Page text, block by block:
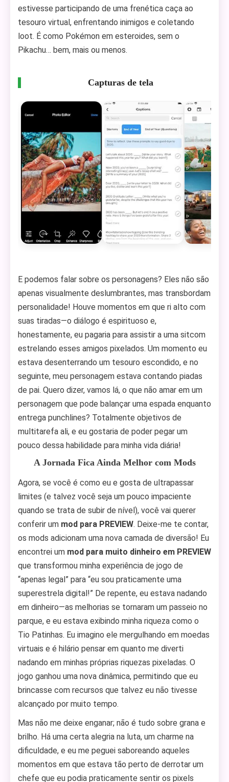
estivesse participando de uma frenética caça ao
tesouro virtual, enfrentando inimigos e coletando
loot. É como Pokémon em esteroides, sem o
Pikachu… bem, mais ou menos.
Capturas de tela
E podemos falar sobre os personagens? Eles não são
apenas visualmente deslumbrantes, mas transbordam
personalidade! Houve momentos em que ri alto com
suas tiradas—o diálogo é espirituoso e,
honestamente, eu pagaria para assistir a uma sitcom
estrelando esses amigos pixelados. Um momento eu
estava desenterrando um tesouro escondido, e no
seguinte, meu personagem estava contando piadas
de pai. Quero dizer, vamos lá, o que não amar em um
personagem que pode balançar uma espada enquanto
entrega punchlines? Totalmente objetivos de
multitarefa ali, e eu gostaria de poder pegar um
pouco dessa habilidade para minha vida diária!
A Jornada Fica Ainda Melhor com Mods
Agora, se você é como eu e gosta de ultrapassar
limites (e talvez você seja um pouco impaciente
quando se trata de subir de nível), você vai querer
conferir um mod para PREVIEW. Deixe-me te contar,
os mods adicionam uma nova camada de diversão! Eu
encontrei um mod para muito dinheiro em PREVIEW
que transformou minha experiência de jogo de
“apenas legal” para “eu sou praticamente uma
superestrela digital!” De repente, eu estava nadando
em dinheiro—as melhorias se tornaram um passeio no
parque, e eu estava exibindo minha riqueza como o
Tio Patinhas. Eu imagino ele mergulhando em moedas
virtuais e é hilário pensar em quanto me diverti
nadando em minhas próprias riquezas pixeladas. O
jogo ganhou uma nova dinâmica, permitindo que eu
brincasse com recursos que talvez eu não tivesse
alcançado por muito tempo.
Mas não me deixe enganar; não é tudo sobre grana e
brilho. Há uma certa alegria na luta, um charme na
dificuldade, e eu me peguei saboreando aqueles
momentos em que estava tão perto de derrotar um
chefe que eu podia praticamente sentir os pixels